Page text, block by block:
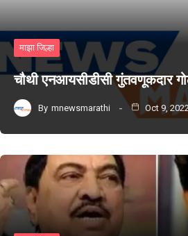
माझा जिल्हा
चौथी एनआयसीडीसी गुंतवणूकदार
By mnewsmarathi Oct 9, 2022